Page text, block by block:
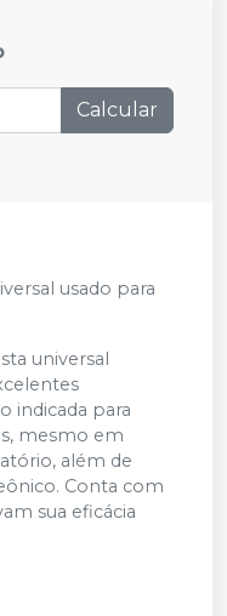
Calcular
usado para
universal
indicada para
mesmo em
além de
Conta com
sua eficácia